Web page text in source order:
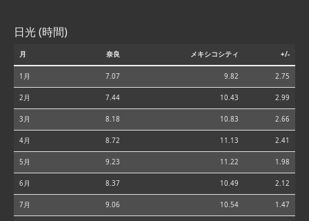
日光 (時間)
月 奈良 メキシコシティ +/-
1月 7.07 9.82 2.75
2月 7.44 10.43 2.99
3月 8.18 10.83 2.66
4月 8.72 11.13 2.41
5月 9.23 11.22 1.98
6月 8.37 10.49 2.12
7月 9.06 10.54 1.47